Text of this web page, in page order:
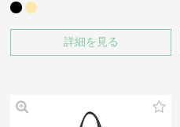
詳細を見る